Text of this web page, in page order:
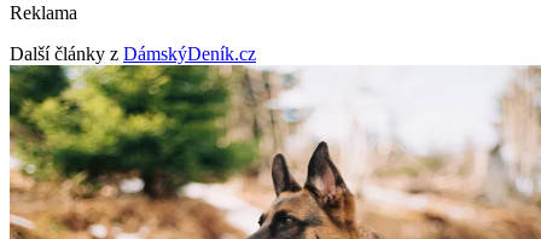
Reklama
Další články z DámskýDeník.cz